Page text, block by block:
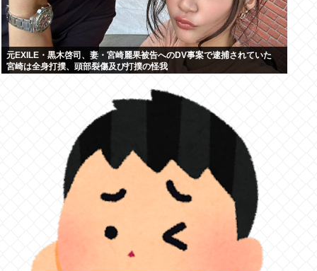
元EXILE・黒木啓司、妻・宮崎麗果被告へのDV事案で逮捕されていた
宮崎は全身打撲、頭部裂傷及び打撲の怪我